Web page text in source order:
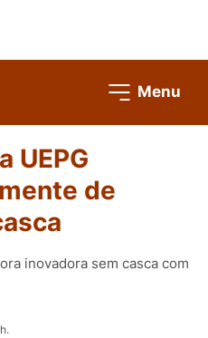
Menu
UEPG
de
inovadora sem casca com